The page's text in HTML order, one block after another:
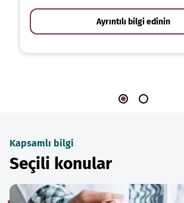
Ayrıntılı bilgi edinin
Kapsamlı bilgi
Seçili konular